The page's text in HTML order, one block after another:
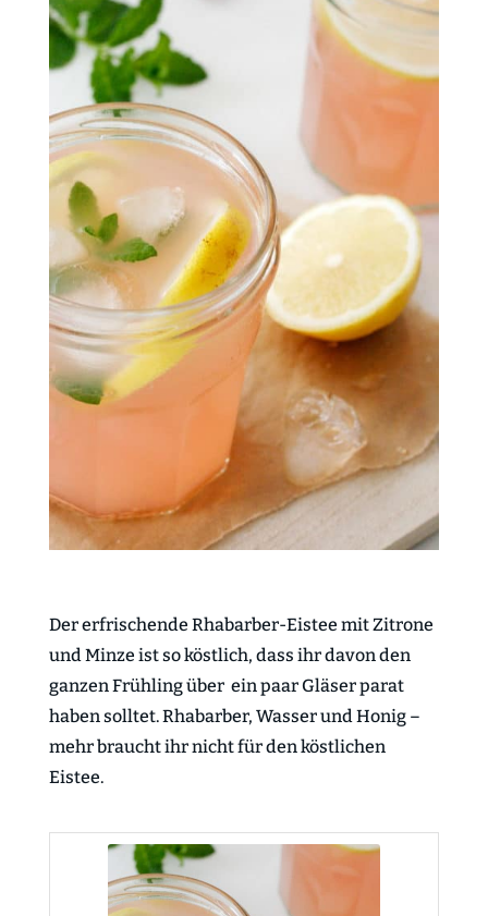
Der erfrischende Rhabarber-Eistee mit Zitrone
und Minze ist so köstlich, dass ihr davon den
ganzen Frühling über ein paar Gläser parat
haben solltet. Rhabarber, Wasser und Honig –
mehr braucht ihr nicht für den köstlichen
Eistee.